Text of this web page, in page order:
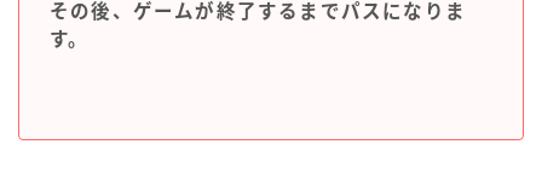
その後、ゲームが終了するまでパスになりま
す。